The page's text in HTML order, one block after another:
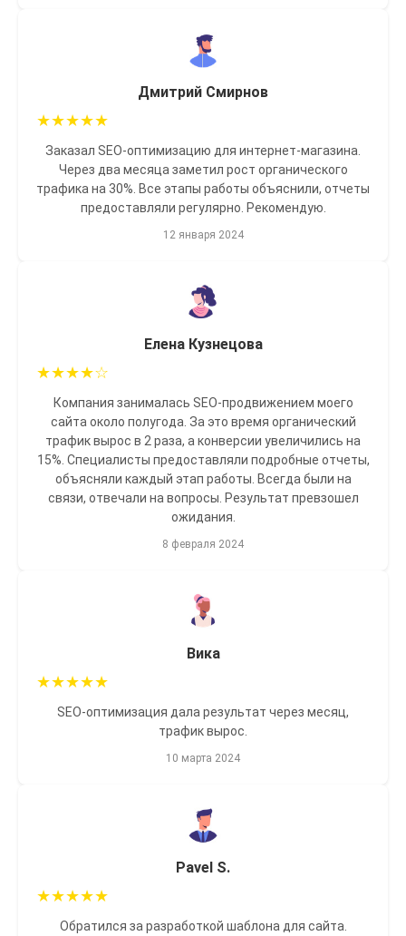
Дмитрий Смирнов
★★★★★
Заказал SEO-оптимизацию для интернет-магазина.
Через два месяца заметил рост органического
трафика на 30%. Все этапы работы объяснили, отчеты
предоставляли регулярно. Рекомендую.
12 января 2024
Елена Кузнецова
★★★★☆
Компания занималась SEO-продвижением моего
сайта около полугода. За это время органический
трафик вырос в 2 раза, а конверсии увеличились на
15%. Специалисты предоставляли подробные отчеты,
объясняли каждый этап работы. Всегда были на
связи, отвечали на вопросы. Результат превзошел
ожидания.
8 февраля 2024
Вика
★★★★★
SEO-оптимизация дала результат через месяц,
трафик вырос.
10 марта 2024
Pavel S.
★★★★★
Обратился за разработкой шаблона для сайта.